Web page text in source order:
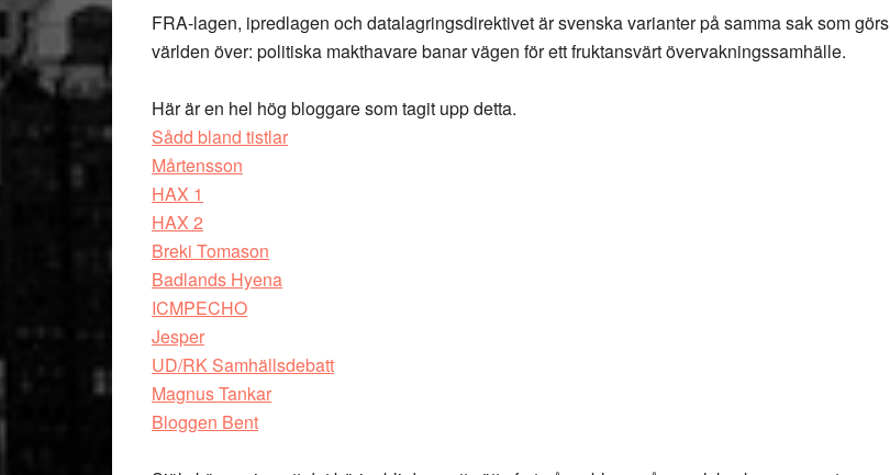
FRA-lagen, ipredlagen och datalagringsdirektivet är svenska varianter på samma sak som görs
världen över: politiska makthavare banar vägen för ett fruktansvärt övervakningssamhälle.
Här är en hel hög bloggare som tagit upp detta.
Sådd bland tistlar
Mårtensson
HAX 1
HAX 2
Breki Tomason
Badlands Hyena
ICMPECHO
Jesper
UD/RK Samhällsdebatt
Magnus Tankar
Bloggen Bent